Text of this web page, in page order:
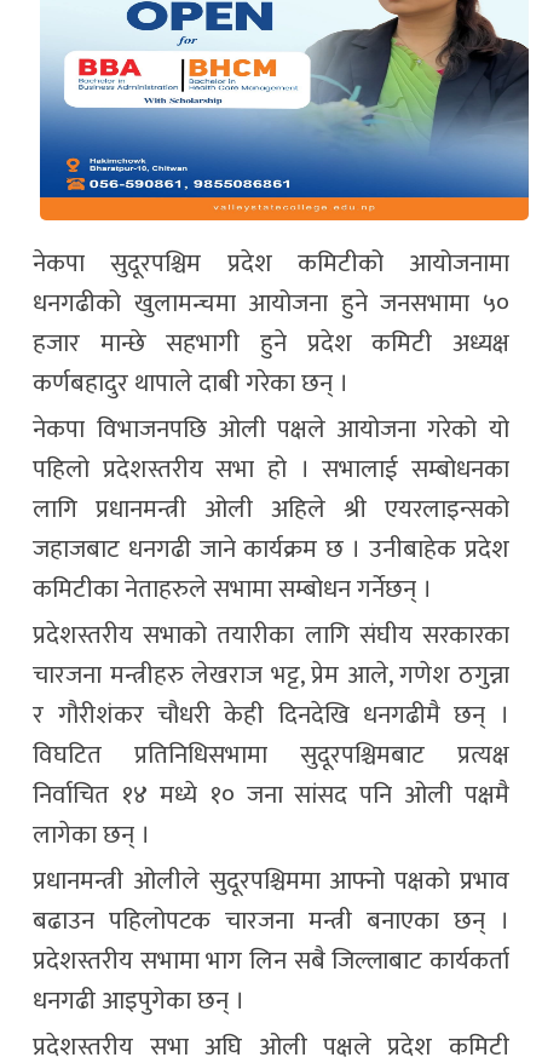
नेकपा सुदूरपश्चिम प्रदेश कमिटीको आयोजनामा
धनगढीको खुलामन्चमा आयोजना हुने जनसभामा ५०
हजार मान्छे सहभागी हुने प्रदेश कमिटी अध्यक्ष
कर्णबहादुर थापाले दाबी गरेका छन् ।
नेकपा विभाजनपछि ओली पक्षले आयोजना गरेको यो
पहिलो प्रदेशस्तरीय सभा हो । सभालाई सम्बोधनका
लागि प्रधानमन्त्री ओली अहिले श्री एयरलाइन्सको
जहाजबाट धनगढी जाने कार्यक्रम छ । उनीबाहेक प्रदेश
कमिटीका नेताहरुले सभामा सम्बोधन गर्नेछन् ।
प्रदेशस्तरीय सभाको तयारीका लागि संघीय सरकारका
चारजना मन्त्रीहरु लेखराज भट्ट, प्रेम आले, गणेश ठगुन्ना
र गौरीशंकर चौधरी केही दिनदेखि धनगढीमै छन् ।
विघटित प्रतिनिधिसभामा सुदूरपश्चिमबाट प्रत्यक्ष
निर्वाचित १४ मध्ये १० जना सांसद पनि ओली पक्षमै
लागेका छन् ।
प्रधानमन्त्री ओलीले सुदूरपश्चिममा आफ्नो पक्षको प्रभाव
बढाउन पहिलोपटक चारजना मन्त्री बनाएका छन् ।
प्रदेशस्तरीय सभामा भाग लिन सबै जिल्लाबाट कार्यकर्ता
धनगढी आइपुगेका छन् ।
प्रदेशस्तरीय सभा अघि ओली पक्षले प्रदेश कमिटी